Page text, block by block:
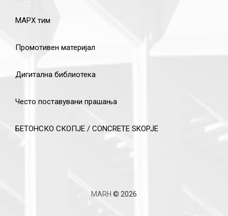
МАРХ тим
Промотивен материјал
Дигитална библиотека
Често поставувани прашања
БЕТОНСКО СКОПЈЕ / CONCRETE SKOPJE
MARH © 2026